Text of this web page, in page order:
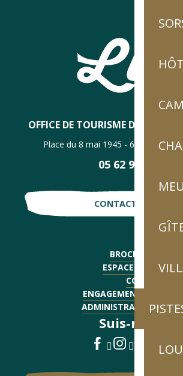
OFFICE DE TOURISME DE LUZ-
Place du 8 mai 1945 - 65120 Luz-
05 62 92 30 30
CONTACTE-NOUS !
BROCHURES
ESPACE PRESSE
CGV
ENGAGEMENTS QUALITÉ
ADMINISTRATIF -
Suis-nous !